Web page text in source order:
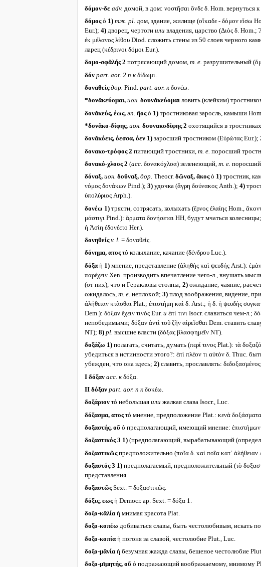
δόμον-δε adv. домой, в дом: νοστῆσαι ὅνδε δ. Hom. вернуться
δόμοςὁ 1) тж. pl. дом, здание, жилище (οἴκαδε - δόμον εἴσω
Eur.); 4)дворец, чертоги или владения, царство (Διὸς δ. Hom.;
ἐκ μέλανος λίθου Diod. сложить стены из 50 слоев черного
ларец (κέδρινοι δόμοι Eur.).
δομο-σφᾰλής 2 потрясающий домом, т. е. разрушительный
δόν part. aor. 2 n кδίδωμι.
δονᾱθείς дор. Pind. part. aor. кδονέω.
*δονᾰκεύομαι, ион. δουνᾰκεύομαι ловить (клейким)
δονᾰκεύς, έως, эп. ῆοςὁ 1)тростниковая заросль, камыши
*δονᾰκο-δίφης, ион. δουνακοδίφης 2 охотящийся в
δονᾰκόεις, όεσσα, όεν 1)заросший тростником (Εὐρώτας Eur.);
δονακο-τρόφος 2 питающий тростники, т. е. поросший
δονακό-χλοος 2 (acc. δονακόχλοα) зеленеющий,т. е. поросший
δόναξ, ион. δοῦναξ, дор. Theocr. δῶναξ, ᾰκοςὁ 1)тростник,
νόμος δονάκων Pind.); 3)удочка (ἄγρη δούνακος Anth.); 4)
ὑπολύριος Arph.).
δονέω 1)трясти, сотрясать, колыхать (ἔρνος ἐλαίης Hom.,
μάστιγι Pind.): ἅρματα δονήσεται HH, будут мчаться колесницы;
ἡ Ἀσίη ἐδονέετο Her.).
δονηθείς v. l. = δοναθείς.
δόνημα, ατοςτό колыхание, качание (δένδρου Luc.).
δόξα ἡ 1)мнение, представление (ἀληθὴς καὶ ψευδής Arst.):
παρέχειν Xen. производить впечатление чего-л., внушать
(от них), что и Геракловы столпы; 2)ожидание, чаяние,
ожидалось, т. е. неплохой; 3)плод воображения, видение,
ἀλήθειαν κτᾶσθαι Plat.; ἐπιστήμη καὶ δ. Arst.; ἡ δ. ἡ ψευδὴς
Dem.): δόξαν ἔχειν τινός Eur. и ἐπί τινι Isocr. славиться чем-л.;
непобедимыми; δόξαν ἀντὶ τοῦ ζῆν αἱρεῖσθαι Dem. ставить
NT); 8) pl. высшие власти (δόξας βλασφημεῖν NT).
δοξάζω 1)полагать, считать, думать (περί τινος Plat.): τὰ
убедиться в истинности этого?: ἐπὶ πλέον τι αὐτὸν δ. Thuc.
убежден, что она здесь; 2)славить, прославлять: δεδοξασμένος
I δόξαν acc. кδόξα.
II δόξαν part. aor. n кδοκέω.
δοξάριον τό небольшая или жалкая слава Isocr., Luc.
δόξασμα, ατοςτό мнение, предположение Plat.: κενὰ
δοξαστής, οῦὁ предполагающий, имеющий мнение: ἐπιστήμων
δοξαστικός 3 1)(предполагающий, вырабатывающий
δοξαστικῶςпредположительно (ποῖα δ. καὶ ποῖα κατ᾽ ἀλήθειαν
δοξαστός 3 1)предполагаемый, предположительный (τὸ
представления.
δοξαστῶςSext. = δοξαστικῶς.
δόξις, εωςἡ Democr. ap. Sext. = δόξα 1.
δοξο-κᾰλία ἡ мнимая красота Plat.
δοξο-κοπέω добиваться славы, быть честолюбивым, искать
δοξο-κοπία ἡ погоня за славой, честолюбие Plut., Luc.
δοξο-μᾰνία ἡ безумная жажда славы, бешеное честолюбие
δοξο-μῑμητής, οῦὁ подражающий воображаемому, мнимому